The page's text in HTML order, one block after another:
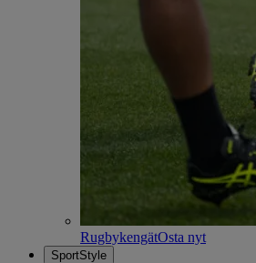
RugbykengätOsta nyt
SportStyle